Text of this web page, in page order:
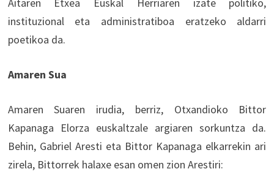
Aitaren Etxea Euskal Herriaren izate politiko,
instituzional eta administratiboa eratzeko aldarri
poetikoa da.
Amaren Sua
Amaren Suaren irudia, berriz, Otxandioko Bittor
Kapanaga Elorza euskaltzale argiaren sorkuntza da.
Behin, Gabriel Aresti eta Bittor Kapanaga elkarrekin ari
zirela, Bittorrek halaxe esan omen zion Arestiri: